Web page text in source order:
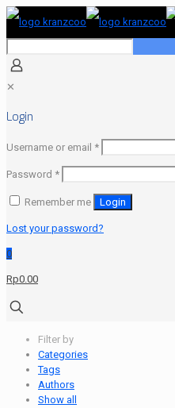
✕
Login
Username or email *Required
Password *Required
Remember me Login
Lost your password?
0
Rp0.00
Filter by
Categories
Tags
Authors
Show all